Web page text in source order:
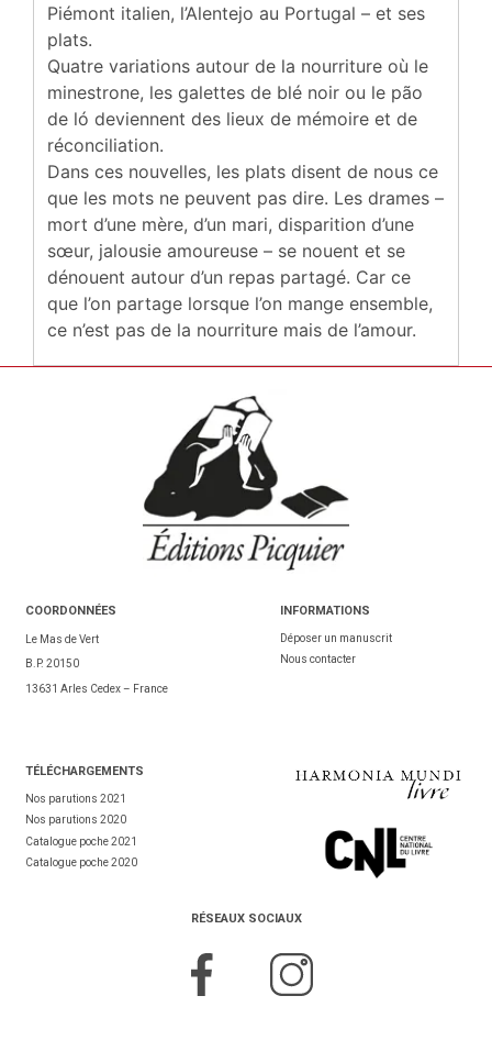
Piémont italien, l’Alentejo au Portugal – et ses
plats.
Quatre variations autour de la nourriture où le
minestrone, les galettes de blé noir ou le pão
de ló deviennent des lieux de mémoire et de
réconciliation.
Dans ces nouvelles, les plats disent de nous ce
que les mots ne peuvent pas dire. Les drames –
mort d’une mère, d’un mari, disparition d’une
sœur, jalousie amoureuse – se nouent et se
dénouent autour d’un repas partagé. Car ce
que l’on partage lorsque l’on mange ensemble,
ce n’est pas de la nourriture mais de l’amour.
COORDONNÉES
Le Mas de Vert
B.P. 20150
13631 Arles Cedex – France
INFORMATIONS
Déposer un manuscrit
Nous contacter
TÉLÉCHARGEMENTS
Nos parutions 2021
Nos parutions 2020
Catalogue poche 2021
Catalogue poche 2020
RÉSEAUX SOCIAUX